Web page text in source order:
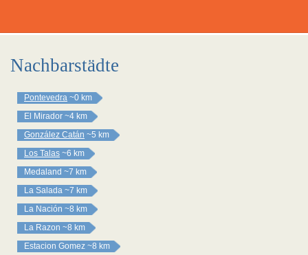
Nachbarstädte
Pontevedra ~0 km
El Mirador ~4 km
González Catán ~5 km
Los Talas ~6 km
Medaland ~7 km
La Salada ~7 km
La Nación ~8 km
La Razon ~8 km
Estacion Gomez ~8 km